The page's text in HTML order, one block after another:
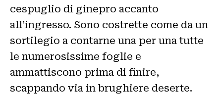
cespuglio di ginepro accanto
all’ingresso. Sono costrette come da un
sortilegio a contarne una per una tutte
le numerosissime foglie e
ammattiscono prima di finire,
scappando via in brughiere deserte.